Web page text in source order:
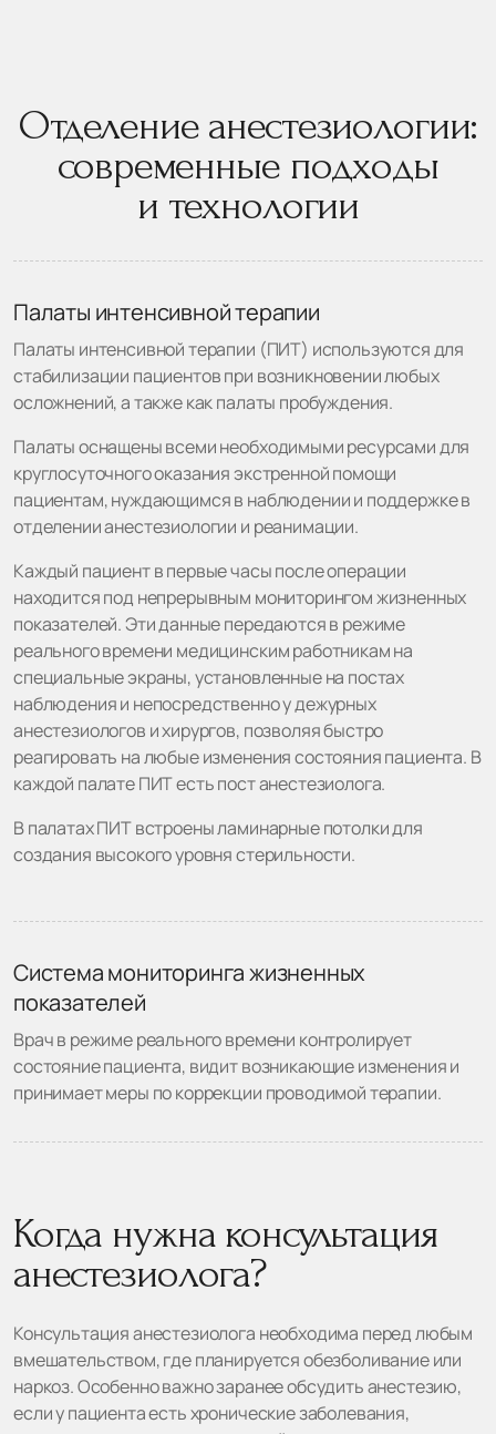
Отделение анестезиологии:
современные подходы
и технологии
Палаты интенсивной терапии
Палаты интенсивной терапии (ПИТ) используются для
стабилизации пациентов при возникновении любых
осложнений, а также как палаты пробуждения.
Палаты оснащены всеми необходимыми ресурсами для
круглосуточного оказания экстренной помощи
пациентам, нуждающимся в наблюдении и поддержке в
отделении анестезиологии и реанимации.
Каждый пациент в первые часы после операции
находится под непрерывным мониторингом жизненных
показателей. Эти данные передаются в режиме
реального времени медицинским работникам на
специальные экраны, установленные на постах
наблюдения и непосредственно у дежурных
анестезиологов и хирургов, позволяя быстро
реагировать на любые изменения состояния пациента. В
каждой палате ПИТ есть пост анестезиолога.
В палатах ПИТ встроены ламинарные потолки для
создания высокого уровня стерильности.
Система мониторинга жизненных
показателей
Врач в режиме реального времени контролирует
состояние пациента, видит возникающие изменения и
принимает меры по коррекции проводимой терапии.
Когда нужна консультация
анестезиолога?
Консультация анестезиолога необходима перед любым
вмешательством, где планируется обезболивание или
наркоз. Особенно важно заранее обсудить анестезию,
если у пациента есть хронические заболевания,